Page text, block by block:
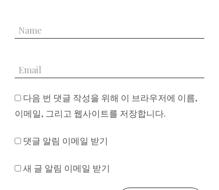
다음 번 댓글 작성을 위해 이 브라우저에 이름,
이메일, 그리고 웹사이트를 저장합니다.
댓글 알림 이메일 받기
새 글 알림 이메일 받기